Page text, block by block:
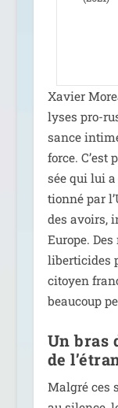
Xavier
lyses pro-
sance
force.
sée qui lui
tion­né par
des avoirs,
Europe.
liber­ti­cides
citoyen
beau­coup
Un bras
de
Malgré ces